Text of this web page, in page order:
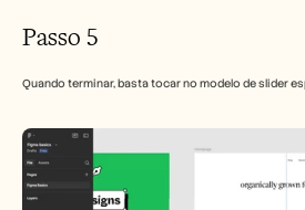
Passo 5
Quando terminar, basta tocar no modelo de slider